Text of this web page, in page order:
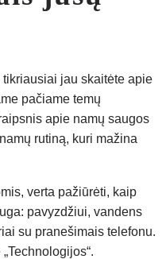
jau skaitėte apie
pačiame temų
apie namų saugos
rutiną, kuri mažina
verta pažiūrėti, kaip
pavyzdžiui, vandens
su pranešimais telefonu.